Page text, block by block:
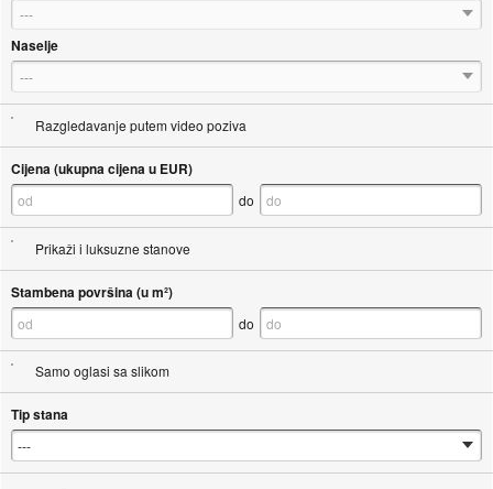
---
Naselje
---
Razgledavanje putem video poziva
Cijena (ukupna cijena u EUR)
do
Prikaži i luksuzne stanove
Stambena površina (u m²)
do
Samo oglasi sa slikom
Tip stana